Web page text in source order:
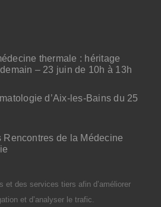
thermale : héritage
– 23 juin de 10h à 13h
d’Aix-les-Bains du 25
Rencontres de la Médecine
parlewebiste.io— CGU
et des services tiers afin d’améliorer
et d’analyser le trafic.
et des services tiers afin d’améliorer
et d’analyser le trafic.